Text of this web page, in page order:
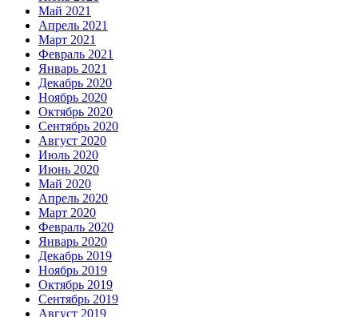
Май 2021
Апрель 2021
Март 2021
Февраль 2021
Январь 2021
Декабрь 2020
Ноябрь 2020
Октябрь 2020
Сентябрь 2020
Август 2020
Июль 2020
Июнь 2020
Май 2020
Апрель 2020
Март 2020
Февраль 2020
Январь 2020
Декабрь 2019
Ноябрь 2019
Октябрь 2019
Сентябрь 2019
Август 2019